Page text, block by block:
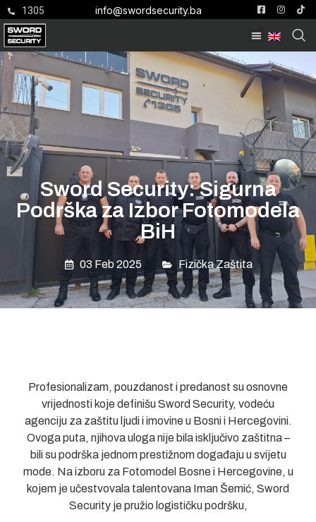
1305 info@swordsecurity.ba
Sword Security: Sigurna
Podrška za Izbor Fotomodela
BiH
03 Feb 2025 Fizička Zaštita
Profesionalizam, pouzdanost i predanost su osnovne
vrijednosti koje definišu Sword Security, vodeću
agenciju za zaštitu ljudi i imovine u Bosni i Hercegovini.
Ovoga puta, njihova uloga nije bila isključivo zaštitna –
bili su podrška jednom prestižnom događaju u svijetu
mode. Na izboru za Fotomodel Bosne i Hercegovine, u
kojem je učestvovala talentovana Iman Šemić, Sword
Security je pružio logističku podršku,